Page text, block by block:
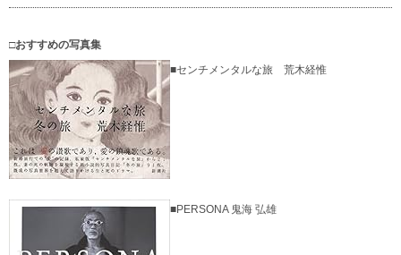
□おすすめの写真集
■センチメンタルな旅 荒木経惟
■PERSONA 鬼海 弘雄